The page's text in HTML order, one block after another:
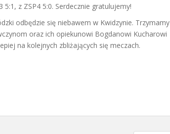
z ZSP4 5:0. Serdecznie gratulujemy!
odbędzie się niebawem w Kwidzynie. Trzymamy
oraz ich opiekunowi Bogdanowi Kucharowi
na kolejnych zbliżających się meczach.